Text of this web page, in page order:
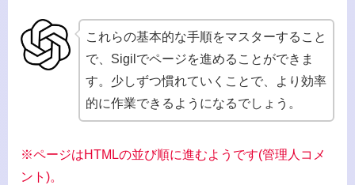
これらの基本的な手順をマスターすること
で、Sigilでページを進めることができま
す。少しずつ慣れていくことで、より効率
的に作業できるようになるでしょう。
※ページはHTMLの並び順に進むようです(管理人コメ
ント)。